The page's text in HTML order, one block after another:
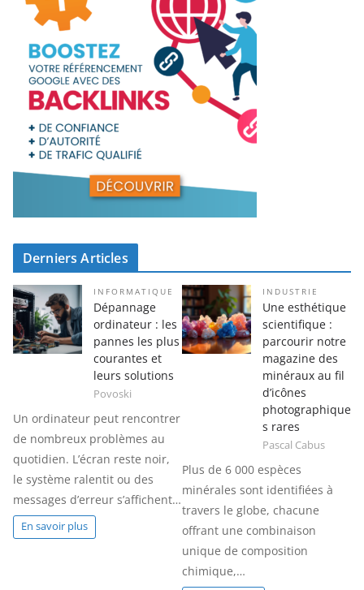
Derniers Articles
INFORMATIQUE
Dépannage
ordinateur : les
pannes les plus
courantes et
leurs solutions
Povoski
Un ordinateur peut rencontrer
de nombreux problèmes au
quotidien. L’écran reste noir,
le système ralentit ou des
messages d’erreur s’affichent…
En savoir plus
INDUSTRIE
Une esthétique
scientifique :
parcourir notre
magazine des
minéraux au fil
d’icônes
photographique
s rares
Pascal Cabus
Plus de 6 000 espèces
minérales sont identifiées à
travers le globe, chacune
offrant une combinaison
unique de composition
chimique,…